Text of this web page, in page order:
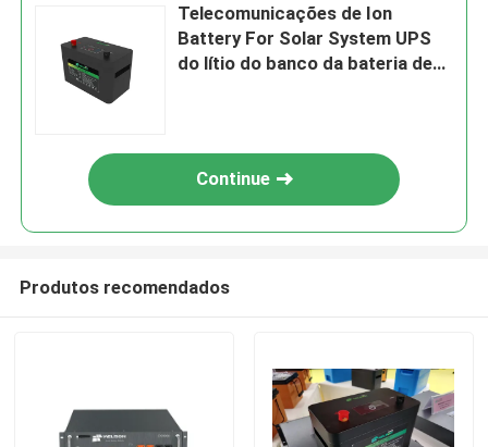
Telecomunicações de Ion
Battery For Solar System UPS
do lítio do banco da bateria de
Continue
Produtos recomendados